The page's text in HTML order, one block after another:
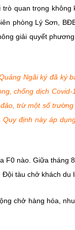
quan trọng
phòng Lý Sơn,
giải quyết
Ngãi ký đã ký
chống dịch
trừ một số
định này áp
nào. Giữa tháng
tàu chở khách du
chở hàng hóa,